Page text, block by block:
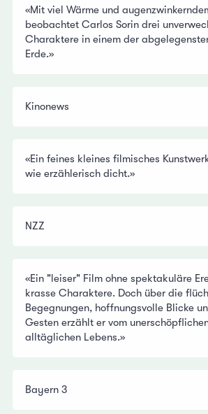
«Mit viel Wärme und
beobachtet Carlos Sorin drei
Charaktere in einem der
Erde.»
Kinonews
«Ein feines kleines filmisches
wie erzählerisch dicht.»
NZZ
«Ein "leiser" Film ohne spektakuläre
krasse Charaktere. Doch über die
Begegnungen, hoffnungsvolle Blicke
Gesten erzählt er vom
alltäglichen Lebens.»
Bayern 3